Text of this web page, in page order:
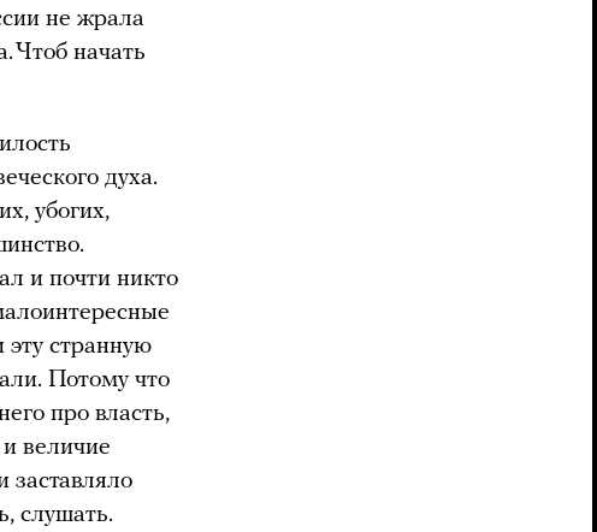
не жрала
Чтоб начать
духа.
убогих,
и почти никто
странную
Потому что
про власть,
величие
заставляло
слушать.